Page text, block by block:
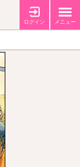
ログイン メニュー